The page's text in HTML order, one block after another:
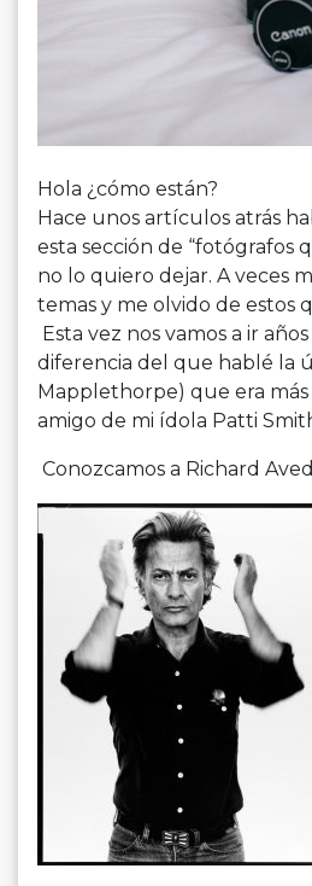
Hola ¿cómo están?
Hace unos artículos atrás
esta sección de “fotógrafos
no lo quiero dejar. A veces
temas y me olvido de estos
Esta vez nos vamos a ir
diferencia del que hablé la
Mapplethorpe) que era
amigo de mi ídola Patti
Conozcamos a Richard